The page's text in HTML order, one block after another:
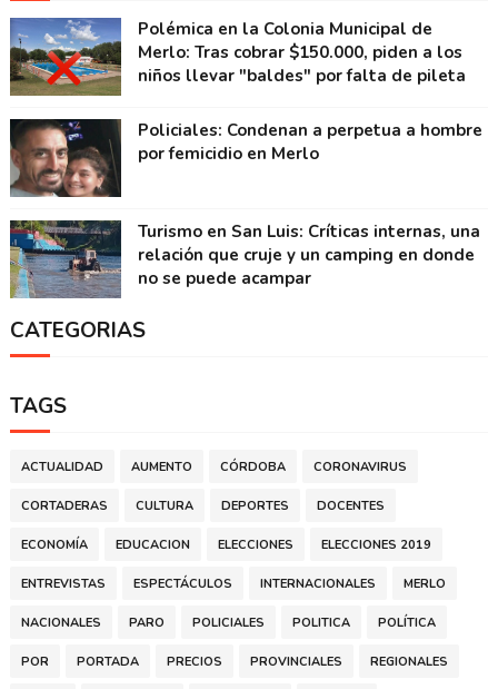
Polémica en la Colonia Municipal de
Merlo: Tras cobrar $150.000, piden a los
niños llevar "baldes" por falta de pileta
Policiales: Condenan a perpetua a hombre
por femicidio en Merlo
Turismo en San Luis: Críticas internas, una
relación que cruje y un camping en donde
no se puede acampar
CATEGORIAS
TAGS
ACTUALIDAD AUMENTO CÓRDOBA CORONAVIRUS
CORTADERAS CULTURA DEPORTES DOCENTES
ECONOMÍA EDUCACION ELECCIONES ELECCIONES 2019
ENTREVISTAS ESPECTÁCULOS INTERNACIONALES MERLO
NACIONALES PARO POLICIALES POLITICA POLÍTICA
POR PORTADA PRECIOS PROVINCIALES REGIONALES